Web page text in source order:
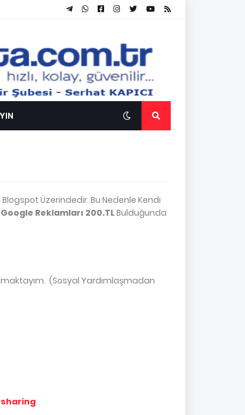
Üzerindedir. Bu Nedenle Kendi
Google Reklamları 200.TLBulduğunda
(Sosyal Yardımlaşmadan